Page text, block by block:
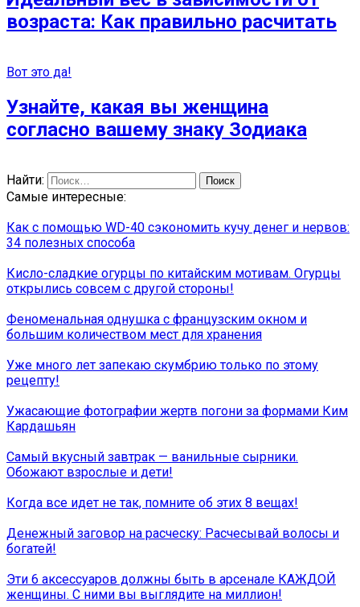
возраста: Как правильно расчитать
Вот это да!
Узнайте, какая вы женщина
согласно вашему знаку Зодиака
Найти:
Самые интересные:
Как с помощью WD-40 сэкономить кучу денег и нервов:
34 полезных способа
Кисло-сладкие огурцы по китайским мотивам. Огурцы
открылись совсем с другой стороны!
Феноменальная однушка с французским окном и
большим количеством мест для хранения
Уже много лет запекаю скумбрию только по этому
рецепту!
Ужасающие фотографии жертв погони за формами Ким
Кардашьян
Самый вкусный завтрак — ванильные сырники.
Обожают взрослые и дети!
Когда все идет не так, помните об этих 8 вещах!
Денежный заговор на расческу: Расчесывай волосы и
богатей!
Эти 6 аксессуаров должны быть в арсенале КАЖДОЙ
женщины. С ними вы выглядите на миллион!